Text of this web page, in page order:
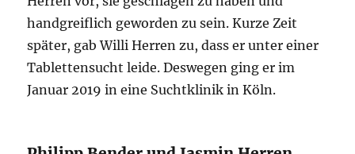
handgreiflich geworden zu sein. Kurze Zeit
später, gab Willi Herren zu, dass er unter einer
Tablettensucht leide. Deswegen ging er im
Januar 2019 in eine Suchtklinik in Köln.